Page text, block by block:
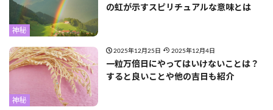
神秘
の虹が示すスピリチュアルな意味とは
神秘
2025年12月25日 2025年12月4日
一粒万倍日にやってはいけないことは？
すると良いことや他の吉日も紹介